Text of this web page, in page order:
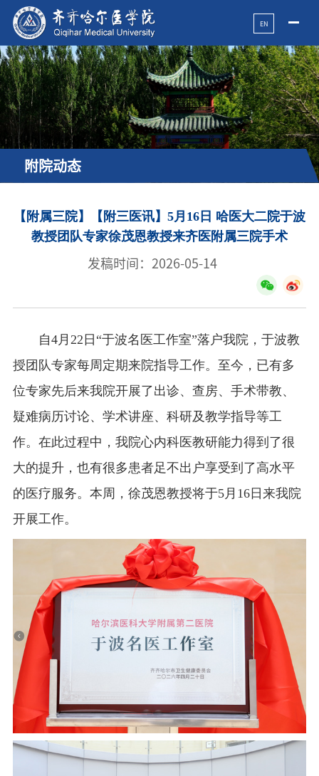
EN
附院动态
【附属三院】【附三医讯】5月16日 哈医大二院于波
教授团队专家徐茂恩教授来齐医附属三院手术
发稿时间：2026-05-14
自4月22日“于波名医工作室”落户我院，于波教
授团队专家每周定期来院指导工作。至今，已有多
位专家先后来我院开展了出诊、查房、手术带教、
疑难病历讨论、学术讲座、科研及教学指导等工
作。在此过程中，我院心内科医教研能力得到了很
大的提升，也有很多患者足不出户享受到了高水平
的医疗服务。本周，徐茂恩教授将于5月16日来我院
开展工作。